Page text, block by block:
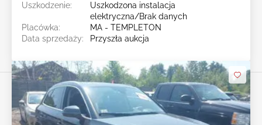
Uszkodzenie:
Uszkodzona instalacja
elektryczna/Brak danych
Placówka:
MA - TEMPLETON
Data sprzedaży:
Przyszła aukcja